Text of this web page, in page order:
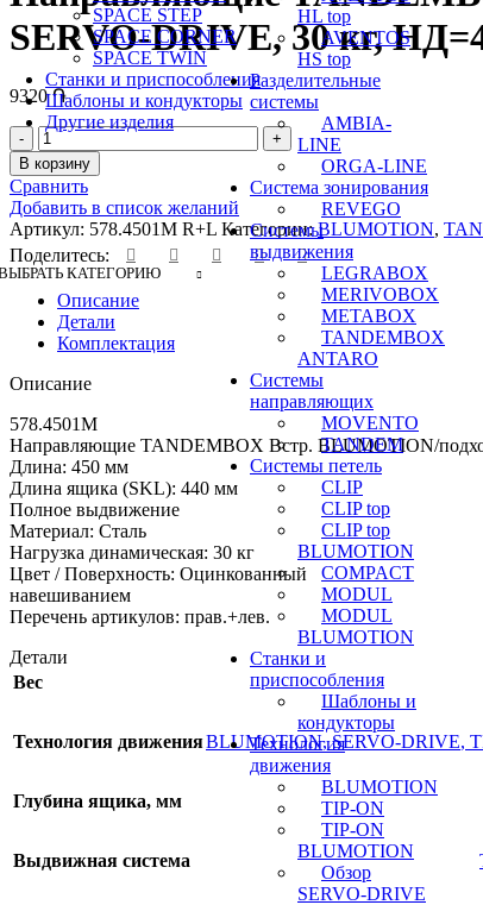
КАТЕГОРИЮ
HL top
AVENTOS
HS top
Разделительные
системы
AMBIA-
LINE
ORGA-LINE
Система зонирования
REVEGO
Системы
выдвижения
LEGRABOX
MERIVOBOX
METABOX
TANDEMBOX
ANTARO
Системы
направляющих
MOVENTO
TANDEM
Системы петель
CLIP
CLIP top
CLIP top
BLUMOTION
COMPACT
MODUL
MODUL
BLUMOTION
Станки и
приспособления
Шаблоны и
кондукторы
Технология
движения
BLUMOTION
TIP-ON
TIP-ON
BLUMOTION
Обзор
SERVO-DRIVE
SPACE STEP
SPACE CORNER
SPACE TWIN
Станки и приспособления
Шаблоны и кондукторы
Другие изделия
SERVO-DRIVE, 30 кг,
9320֏
Количество
товара
Направляющие
TANDEMBOX
Встр.
BLUMOTION/
подходит
для
TOB/
подходит
для
DRIVE,
30
кг,
НД=450
мм,
левая/
правая
В корзину
Сравнить
Добавить в список желаний
Артикул: 578.4501M R+L Категории: BLUMOTION,
Поделитесь:
Описание
Детали
Комплектация
Описание
578.4501M
Направляющие TANDEMBOX Встр. BLUMOTION/
Длина: 450 мм
Длина ящика (SKL): 440 мм
Полное выдвижение
Материал: Сталь
Нагрузка динамическая: 30 кг
Цвет / Поверхность: Оцинкованный
навешиванием
Перечень артикулов: прав.+лев.
Детали
Вес
Технология движенияBLUMOTION,SERVO-DRIVE,
Глубина ящика, мм
Выдвижная система